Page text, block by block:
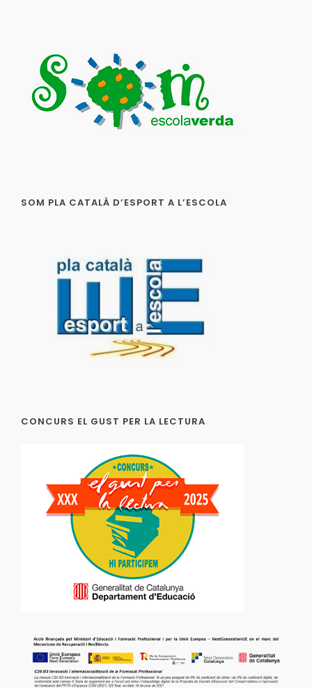
SOM PLA CATALÀ D’ESPORT A L’ESCOLA
CONCURS EL GUST PER LA LECTURA